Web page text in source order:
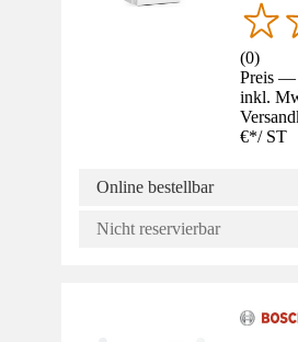
(0)
Preis —
inkl.
€*/ ST
Online bestellbar
Nicht reservierbar